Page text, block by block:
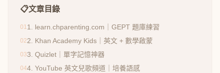
📋文章目錄
011. learn.chparenting.com｜GEPT 題庫練習
022. Khan Academy Kids｜英文 + 數學啟蒙
033. Quizlet｜單字記憶神器
044. YouTube 英文兒歌頻道｜培養語感